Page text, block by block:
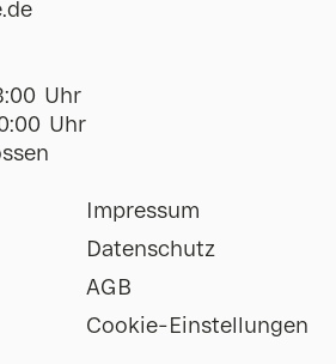
de
Uhr
Uhr
Impressum
Datenschutz
AGB
Cookie-Einstellungen